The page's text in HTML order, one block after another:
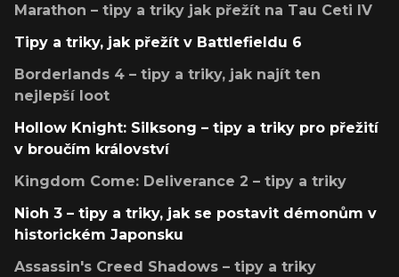
Marathon – tipy a triky jak přežít na Tau Ceti IV
Tipy a triky, jak přežít v Battlefieldu 6
Borderlands 4 – tipy a triky, jak najít ten
nejlepší loot
Hollow Knight: Silksong – tipy a triky pro přežití
v broučím království
Kingdom Come: Deliverance 2 – tipy a triky
Nioh 3 – tipy a triky, jak se postavit démonům v
historickém Japonsku
Assassin's Creed Shadows – tipy a triky